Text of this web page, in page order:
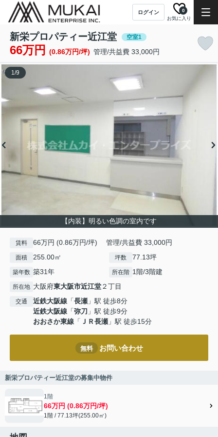
ログイン
お気に入り
0
新栄プロパティー近江堂 空室1
66万円 (0.86万円/坪) 管理/共益費 33,000円
【内装】明るい色調の室内です
1/9
賃料 66万円 (0.86万円/坪) 管理/共益費 33,000円
面積 255.00㎡ 坪数 77.13坪
築年数 築31年 所在階 1階/3階建
所在地 大阪府東大阪市近江堂２丁目
交通 近鉄大阪線 「長瀬 」駅 徒歩8分
近鉄大阪線 「弥刀 」駅 徒歩9分
おおさか東線 「 ＪＲ長瀬 」駅 徒歩15分
無料 お問い合わせ
新栄プロパティー近江堂の募集中物件
1階
66万円 (0.86万円/坪)
1階 / 77.13坪(255.00㎡)